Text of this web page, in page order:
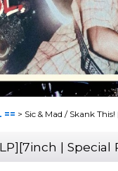
== > Sic & Mad / Skank
| Special